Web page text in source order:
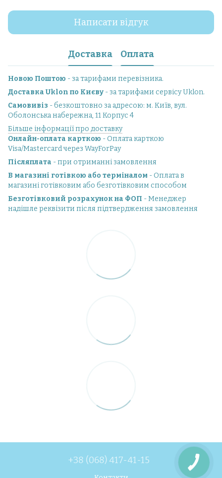
Написати відгук
Доставка Оплата
Новою Поштою - за тарифами перевізника.
Доставка Uklon по Києву - за тарифами сервісу Uklon.
Самовивіз - безкоштовно за адресою: м. Київ, вул.
Оболонська набережна, 11 Корпус 4
Більше інформації про доставку
Онлайн-оплата карткою - Оплата карткою
Visa/Mastercard через WayForPay
Післяплата - при отриманні замовлення
В магазині готівкою або терміналом - Оплата в
магазині готівковим або безготівковим способом
Безготівковий розрахунок на ФОП - Менеджер
надішле реквізити після підтвердження замовлення
+38 (068) 417-41-15